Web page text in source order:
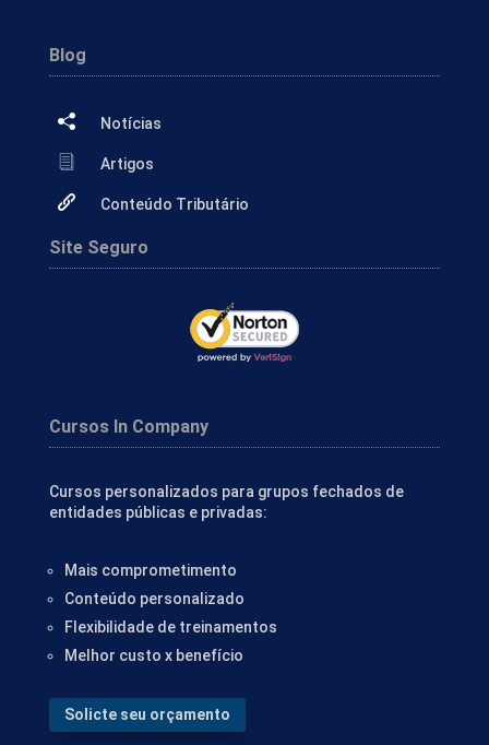
Blog
Notícias
Artigos
Conteúdo Tributário
Site Seguro
Cursos In Company
Cursos personalizados para grupos fechados de
entidades públicas e privadas:
Mais comprometimento
Conteúdo personalizado
Flexibilidade de treinamentos
Melhor custo x benefício
Solicte seu orçamento